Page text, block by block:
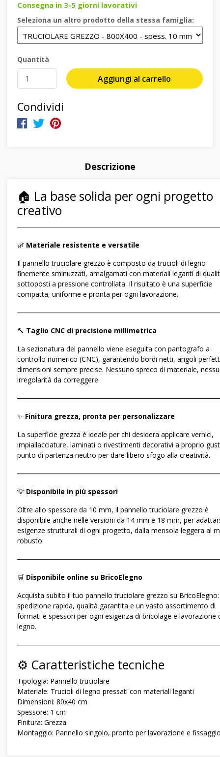
Consegna in 3-5 giorni lavorativi
Seleziona un altro prodotto della stessa famiglia:
Quantità
Aggiungi al carrello
Condividi
Descrizione
🏠 La base solida per ogni progetto
creativo
🌿 Materiale resistente e versatile
Il pannello truciolare grezzo è composto da trucioli di legno
finemente sminuzzati, amalgamati con materiali leganti di
sottoposti a pressione controllata. Il risultato è una superficie
compatta, uniforme e pronta per ogni lavorazione.
🔨 Taglio CNC di precisione millimetrica
La sezionatura del pannello viene eseguita con pantografo a
controllo numerico (CNC), garantendo bordi netti, angoli
dimensioni sempre precise. Nessuno spreco di materiale,
irregolarità da correggere.
✨ Finitura grezza, pronta per personalizzare
La superficie grezza è ideale per chi desidera applicare vernici,
impiallacciature, laminati o rivestimenti decorativi a proprio
punto di partenza neutro per dare libero sfogo alla creatività.
💡 Disponibile in più spessori
Oltre allo spessore da 10 mm, il pannello truciolare grezzo è
disponibile anche nelle versioni da 14 mm e 18 mm, per
esigenze strutturali di ogni progetto, dalla mensola leggera al
robusto.
🛒 Disponibile online su BricoElegno
Acquista subito il tuo pannello truciolare grezzo su BricoElegno:
spedizione rapida, qualità garantita e un vasto assortimento di
formati e spessori per ogni esigenza di bricolage e lavorazione
legno.
⚙️ Caratteristiche tecniche
Tipologia: Pannello truciolare
Materiale: Trucioli di legno pressati con materiali leganti
Dimensioni: 80x40 cm
Spessore: 1 cm
Finitura: Grezza
Montaggio: Pannello singolo, pronto per lavorazione e